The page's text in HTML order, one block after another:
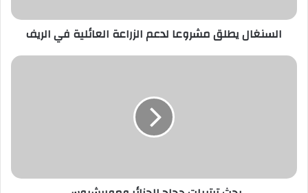
السنغال يطلق مشروعا لدعم الزراعة العائلية في الريف
بحث